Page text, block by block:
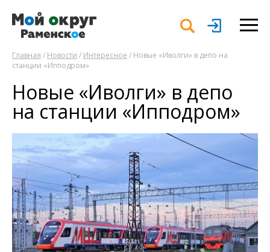
Главная / Новости / Интересное / Новые «Иволги» в депо на
станции «Ипподром»
Новые «Иволги» в депо
на станции «Ипподром»